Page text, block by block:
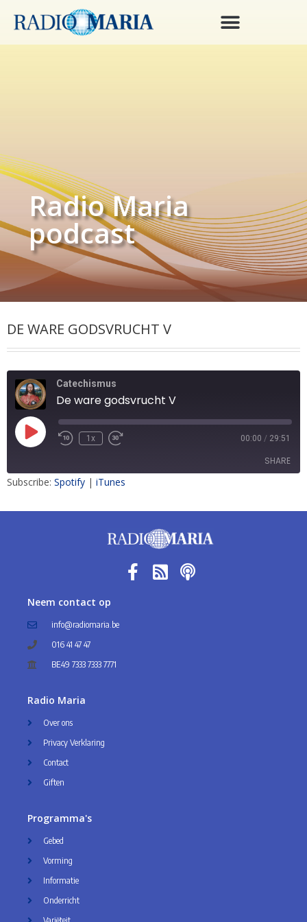
Radio Maria
podcast
DE WARE GODSVRUCHT V
Catechismus
De ware godsvrucht V
1x 00:00 / 29:51
SHARE
Subscribe: Spotify | iTunes
Neem contact op
info@radiomaria.be
016 41 47 47
BE49 7333 7333 7771
Radio Maria
Over ons
Privacy Verklaring
Contact
Giften
Programma's
Gebed
Vorming
Informatie
Onderricht